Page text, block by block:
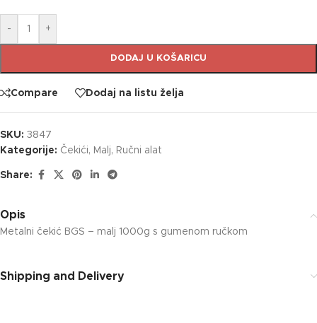
- +
DODAJ U KOŠARICU
Compare Dodaj na listu želja
SKU: 3847
Kategorije: Čekići, Malj, Ručni alat
Share:
Opis
Metalni čekić BGS – malj 1000g s gumenom ručkom
Shipping and Delivery